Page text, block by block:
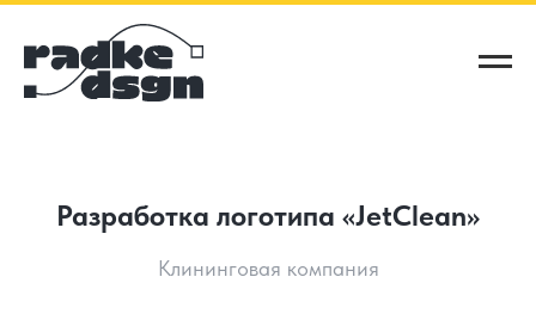
Разработка логотипа «JetClean»
Клининговая компания